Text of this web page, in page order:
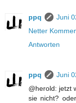
ppq
Juni
Netter
Antworten
ppq
Juni
@herold: jetzt
sie nicht?